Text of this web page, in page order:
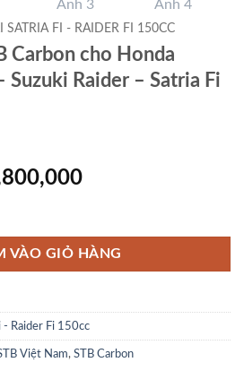
SATRIA FI - RAIDER FI 150CC
Carbon cho Honda
Suzuki Raider – Satria Fi
Giá
là:
₫2,800,000.
Honda Winner - Sonic - Suzuki Raider -
VÀO GIỎ HÀNG
- Raider Fi 150cc
Việt Nam, STB Carbon